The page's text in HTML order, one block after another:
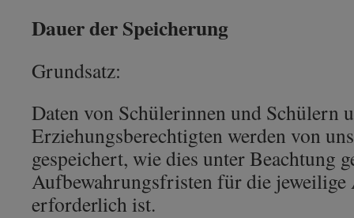
Dauer der Speicherung
Grundsatz:
Daten von Schülerinnen und Schülern
Erziehungsberechtigten werden von
gespeichert, wie dies unter Beachtung
Aufbewahrungsfristen für die
erforderlich ist.